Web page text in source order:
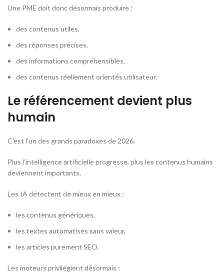
Une PME doit donc désormais produire :
des contenus utiles,
des réponses précises,
des informations compréhensibles,
des contenus réellement orientés utilisateur.
Le référencement devient plus
humain
C’est l’un des grands paradoxes de 2026.
Plus l’intelligence artificielle progresse, plus les contenus humains
deviennent importants.
Les IA détectent de mieux en mieux :
les contenus génériques,
les textes automatisés sans valeur,
les articles purement SEO.
Les moteurs privilégient désormais :